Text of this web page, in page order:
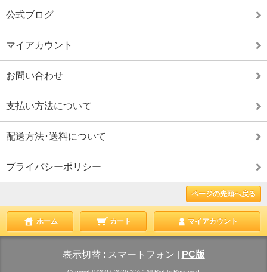
公式ブログ
マイアカウント
お問い合わせ
支払い方法について
配送方法･送料について
プライバシーポリシー
ページの先頭へ戻る
ホーム カート マイアカウント
表示切替 : スマートフォン PC版